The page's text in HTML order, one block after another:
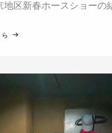
地区新春ホースショーの